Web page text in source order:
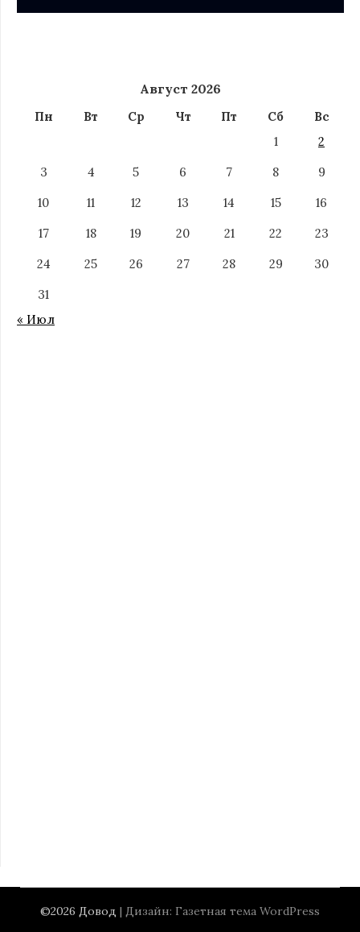
Август 2026
Пн Вт Ср Чт Пт Сб
Вс
1
2
3
4 5 6 7 8
9
10
11 12 13 14 15
16
17
18 19 20 21 22
23
24
25 26 27 28 29
30
31
« Июл
©2026 Довод | Дизайн: Газетная тема WordPress